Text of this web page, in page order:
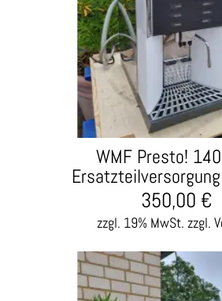
WMF Presto!
zzgl. 19% MwSt. zzgl.
350,00 €